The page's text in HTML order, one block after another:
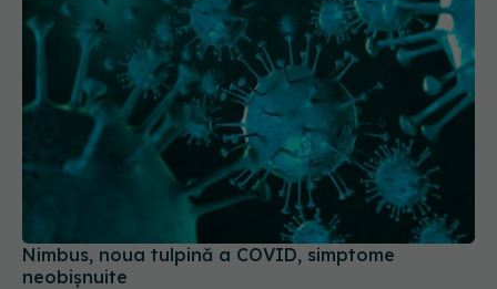
Nimbus, noua tulpină a COVID, simptome
neobișnuite